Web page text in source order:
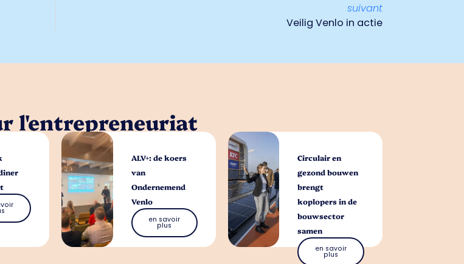
suivant
Veilig Venlo in actie
l'entrepreneuriat
ALV+: de koers
van
Ondernemend
Venlo
en savoir
plus
Circulair en
gezond bouwen
brengt
koplopers in de
bouwsector
samen
en savoir
plus